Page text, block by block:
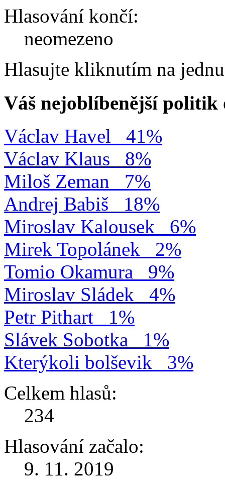
Hlasování končí:
neomezeno
Hlasujte kliknutím na
Váš nejoblíbenější politik
Václav Havel
41%
Václav Klaus
8%
Miloš Zeman
7%
Andrej Babiš
18%
Miroslav Kalousek
6%
Mirek Topolánek
2%
Tomio Okamura
9%
Miroslav Sládek
4%
Petr Pithart
1%
Slávek Sobotka
1%
Kterýkoli bolševik
3%
Celkem hlasů:
234
Hlasování začalo:
9. 11. 2019